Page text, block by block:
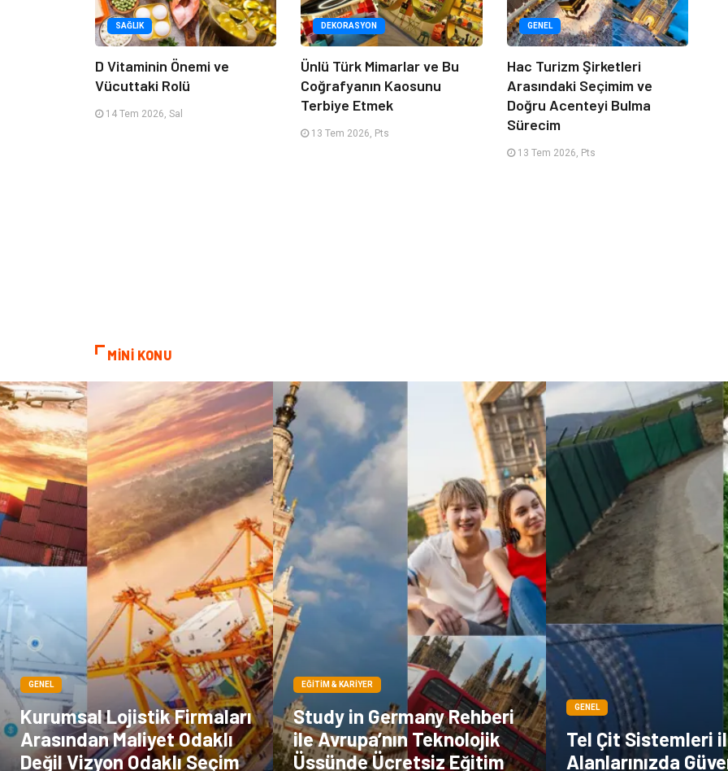
SAĞLIK
D Vitaminin Önemi ve
Vücuttaki Rolü
14 Tem 2026, Sal
DEKORASYON
Ünlü Türk Mimarlar ve Bu
Coğrafyanın Kaosunu
Terbiye Etmek
13 Tem 2026, Pts
GENEL
Hac Turizm Şirketleri
Arasındaki Seçimim ve
Doğru Acenteyi Bulma
Sürecim
13 Tem 2026, Pts
MİNİ KONU
GENEL
Kurumsal Lojistik Firmaları
Arasından Maliyet Odaklı
Değil Vizyon Odaklı Seçim
EĞITIM & KARIYER
Study in Germany Rehberi
ile Avrupa’nın Teknolojik
Üssünde Ücretsiz Eğitim
GENEL
Tel Çit Sistemleri
Alanlarınızda